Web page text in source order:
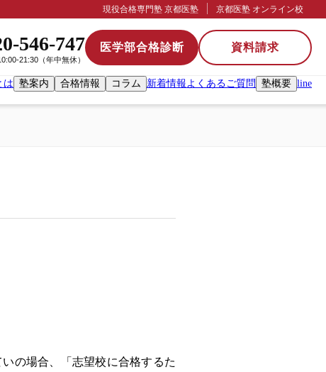
現役合格専門塾 京都医塾 京都医塾 オンライン校
は 塾案内 合格情報 コラム 新着情報よくあるご質問 塾概要 line
546-747
21:30（年中無休）
医学部合格診断 資料請求
の場合、「志望校に合格するた